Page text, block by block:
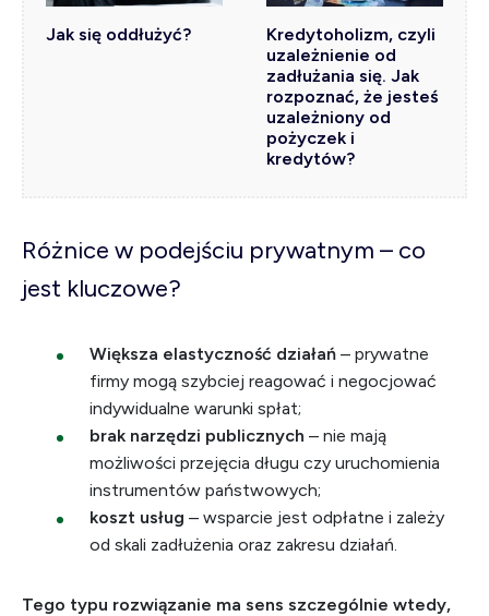
Jak się oddłużyć?
Kredytoholizm, czyli
uzależnienie od
zadłużania się. Jak
rozpoznać, że jesteś
uzależniony od
pożyczek i
kredytów?
Różnice w podejściu prywatnym – co
jest kluczowe?
Większa elastyczność działań – prywatne
firmy mogą szybciej reagować i negocjować
indywidualne warunki spłat;
brak narzędzi publicznych – nie mają
możliwości przejęcia długu czy uruchomienia
instrumentów państwowych;
koszt usług – wsparcie jest odpłatne i zależy
od skali zadłużenia oraz zakresu działań.
Tego typu rozwiązanie ma sens szczególnie wtedy,